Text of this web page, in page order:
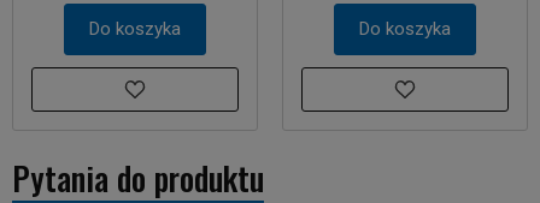
Do koszyka Do koszyka
Pytania do produktu